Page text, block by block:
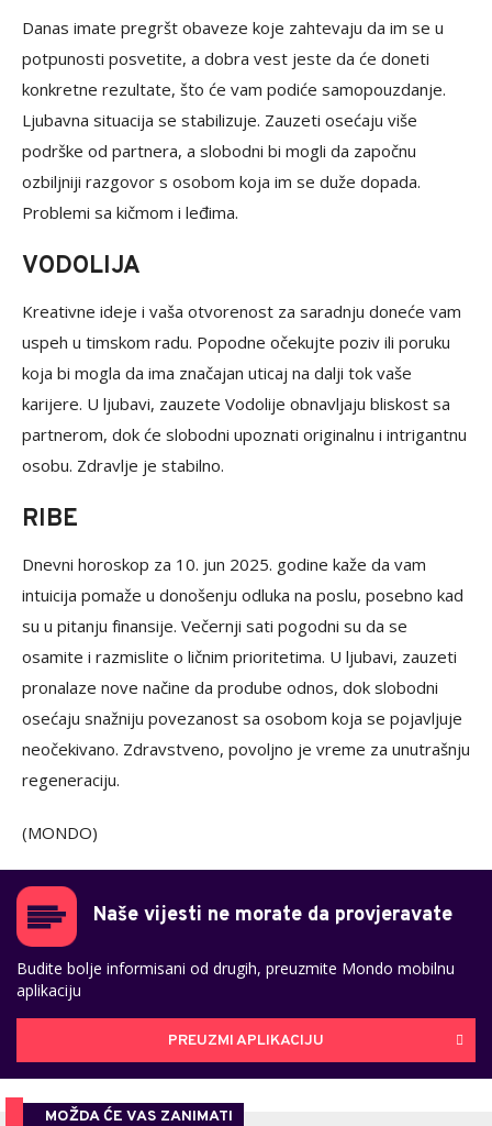
Danas imate pregršt obaveze koje zahtevaju da im se u
potpunosti posvetite, a dobra vest jeste da će doneti
konkretne rezultate, što će vam podiće samopouzdanje.
Ljubavna situacija se stabilizuje. Zauzeti osećaju više
podrške od partnera, a slobodni bi mogli da započnu
ozbiljniji razgovor s osobom koja im se duže dopada.
Problemi sa kičmom i leđima.
VODOLIJA
Kreativne ideje i vaša otvorenost za saradnju doneće vam
uspeh u timskom radu. Popodne očekujte poziv ili poruku
koja bi mogla da ima značajan uticaj na dalji tok vaše
karijere. U ljubavi, zauzete Vodolije obnavljaju bliskost sa
partnerom, dok će slobodni upoznati originalnu i intrigantnu
osobu. Zdravlje je stabilno.
RIBE
Dnevni horoskop za 10. jun 2025. godine kaže da vam
intuicija pomaže u donošenju odluka na poslu, posebno kad
su u pitanju finansije. Večernji sati pogodni su da se
osamite i razmislite o ličnim prioritetima. U ljubavi, zauzeti
pronalaze nove načine da prodube odnos, dok slobodni
osećaju snažniju povezanost sa osobom koja se pojavljuje
neočekivano. Zdravstveno, povoljno je vreme za unutrašnju
regeneraciju.
(MONDO)
Naše vijesti ne morate da provjeravate
Budite bolje informisani od drugih, preuzmite Mondo mobilnu
aplikaciju
PREUZMI APLIKACIJU
MOŽDA ĆE VAS ZANIMATI